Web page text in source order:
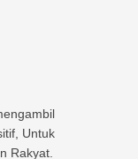
Untuk
Rakyat.